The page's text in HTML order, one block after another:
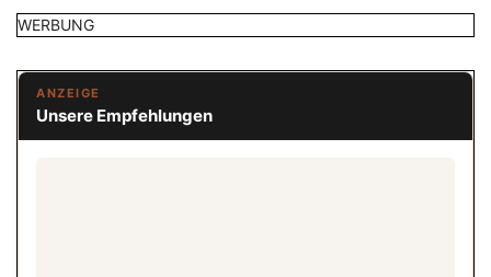
WERBUNG
ANZEIGE
Unsere Empfehlungen